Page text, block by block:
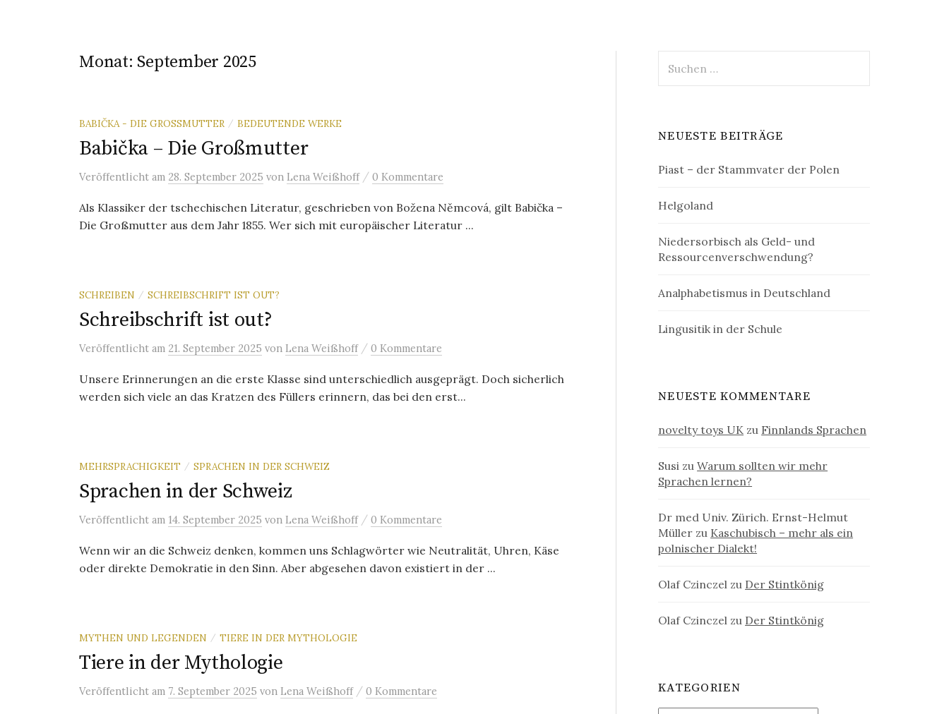
Monat: September 2025
BABIČKA - DIE GROSSMUTTER / BEDEUTENDE WERKE
Babička – Die Großmutter
Veröffentlicht am 28. September 2025 von Lena Weißhoff / 0 Kommentare
Als Klassiker der tschechischen Literatur, geschrieben von Božena Němcová, gilt Babička –
Die Großmutter aus dem Jahr 1855. Wer sich mit europäischer Literatur ...
SCHREIBEN / SCHREIBSCHRIFT IST OUT?
Schreibschrift ist out?
Veröffentlicht am 21. September 2025 von Lena Weißhoff / 0 Kommentare
Unsere Erinnerungen an die erste Klasse sind unterschiedlich ausgeprägt. Doch sicherlich
werden sich viele an das Kratzen des Füllers erinnern, das bei den erst...
MEHRSPRACHIGKEIT / SPRACHEN IN DER SCHWEIZ
Sprachen in der Schweiz
Veröffentlicht am 14. September 2025 von Lena Weißhoff / 0 Kommentare
Wenn wir an die Schweiz denken, kommen uns Schlagwörter wie Neutralität, Uhren, Käse
oder direkte Demokratie in den Sinn. Aber abgesehen davon existiert in der ...
MYTHEN UND LEGENDEN / TIERE IN DER MYTHOLOGIE
Tiere in der Mythologie
Veröffentlicht am 7. September 2025 von Lena Weißhoff / 0 Kommentare
nach:
NEUESTE BEITRÄGE
Piast – der Stammvater der Polen
Helgoland
Niedersorbisch als Geld- und
Ressourcenverschwendung?
Analphabetismus in Deutschland
Lingusitik in der Schule
NEUESTE KOMMENTARE
novelty toys UK zu Finnlands Sprachen
Susi zuWarum sollten wir mehr
Sprachen lernen?
Dr med Univ. Zürich. Ernst-Helmut
Müller zu Kaschubisch – mehr als ein
polnischer Dialekt!
Olaf Czinczel zu Der Stintkönig
Olaf Czinczel zu Der Stintkönig
KATEGORIEN